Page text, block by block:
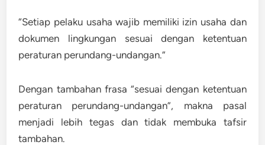
“Setiap pelaku usaha wajib memiliki izin usaha dan
dokumen lingkungan sesuai dengan ketentuan
peraturan perundang-undangan.”
Dengan tambahan frasa “sesuai dengan ketentuan
peraturan perundang-undangan”, makna pasal
menjadi lebih tegas dan tidak membuka tafsir
tambahan.